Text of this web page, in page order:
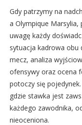
Gdy patrzymy na
a Olympique Marsylia,
uwagę każdy
sytuacja kadrowa obu
mecz, analiza
ofensywy oraz ocena
potoczy się
gdzie stawka jest
każdego zawodnika,
nieoceniona.